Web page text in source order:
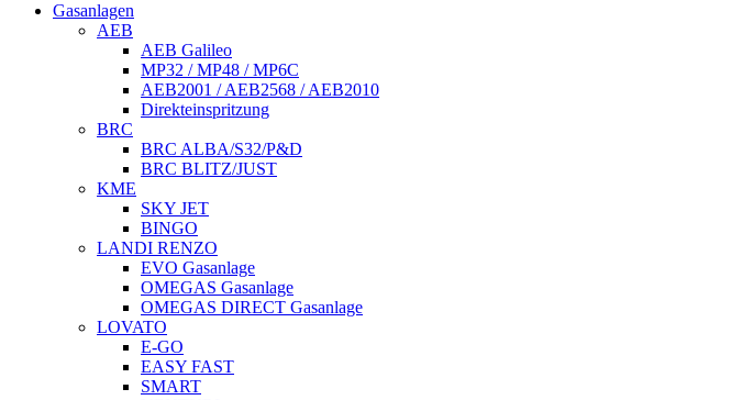
Gasanlagen
AEB
AEB Galileo
MP32 / MP48 / MP6C
AEB2001 / AEB2568 / AEB2010
Direkteinspritzung
BRC
BRC ALBA/S32/P&D
BRC BLITZ/JUST
KME
SKY JET
BINGO
LANDI RENZO
EVO Gasanlage
OMEGAS Gasanlage
OMEGAS DIRECT Gasanlage
LOVATO
E-GO
EASY FAST
SMART